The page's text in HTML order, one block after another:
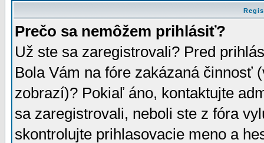
Prečo sa nemôžem prihlásiť?
Už ste sa zaregistrovali? Pred
Bola Vám na fóre zakázaná činnosť
zobrazí)? Pokiaľ áno, kontaktujte
sa zaregistrovali, neboli ste z fóra
skontrolujte prihlasovacie meno a